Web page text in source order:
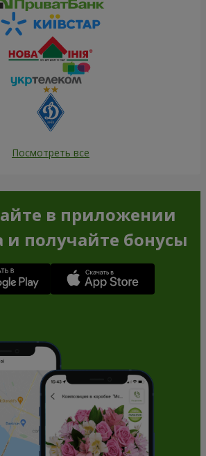
Посмотреть все
в приложении
и получайте бонусы